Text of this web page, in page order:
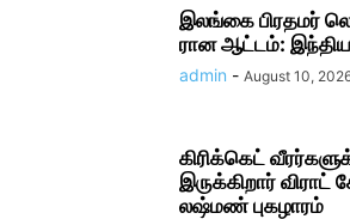
இலங்கை பிரதமர்
ரான ஆட்​டம்:
admin - August 10,
கிரிக்​கெட்
இருக்​கிறார் விராட்
லஷ்மண் புகழாரம்